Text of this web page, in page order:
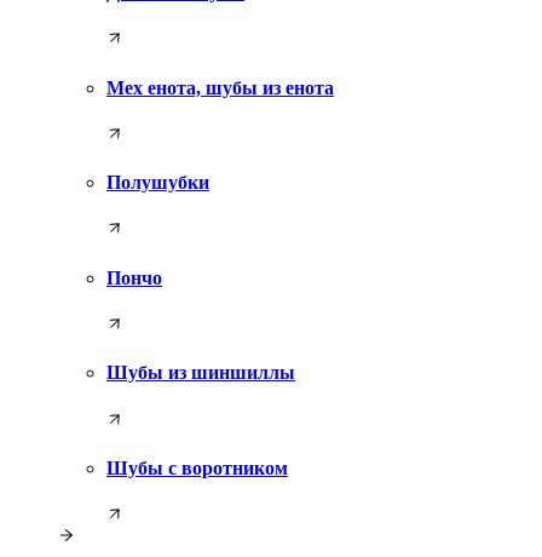
Мех енота, шубы из енота
Полушубки
Пончо
Шубы из шиншиллы
Шубы с воротником